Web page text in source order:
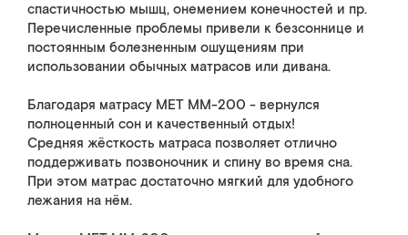
спастичностью мышц, онемением конечностей и пр.
Перечисленные проблемы привели к безсоннице и
постоянным болезненным ошущениям при
использовании обычных матрасов или дивана.
Благодаря матрасу МЕТ ММ-200 - вернулся
полноценный сон и качественный отдых!
Средняя жёсткость матраса позволяет отлично
поддерживать позвоночник и спину во время сна.
При этом матрас достаточно мягкий для удобного
лежания на нём.